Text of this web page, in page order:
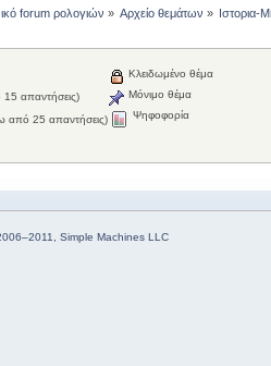
forum ρολογιών » Αρχείο θεμάτων » Ιστορια-
απαντήσεις)
από 25 απαντήσεις)
Κλειδωμένο θέμα
Μόνιμο θέμα
Ψηφοφορία
Simple Machines LLC